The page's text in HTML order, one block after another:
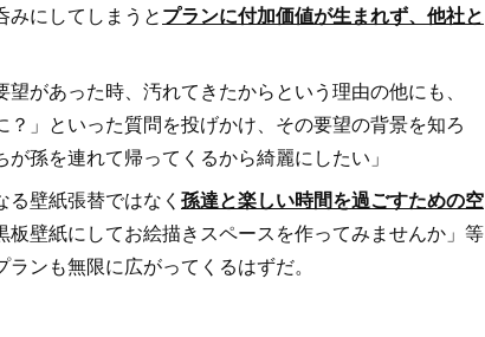
みにしてしまうとプランに付加価値が生まれず、他社と
があった時、汚れてきたからという理由の他にも、
？」といった質問を投げかけ、その要望の背景を知ろ
孫を連れて帰ってくるから綺麗にしたい」
壁紙張替ではなく 孫達と楽しい時間を過ごすための空
板壁紙にしてお絵描きスペースを作ってみませんか」等
ンも無限に広がってくるはずだ。